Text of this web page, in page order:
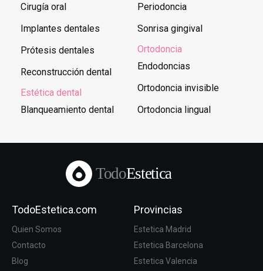
Cirugía oral
Implantes dentales
Prótesis dentales
Reconstrucción dental
Estética dental
Blanqueamiento dental
Periodoncia
Sonrisa gingival
Ortodoncia
Endodoncias
Ortodoncia invisible
Ortodoncia lingual
TodoEstetica
TodoEstetica.com
Quien Somos
Contacto
Blog
Provincias
Estetica Madrid
Estetica Barcelona
Estetica Valencia